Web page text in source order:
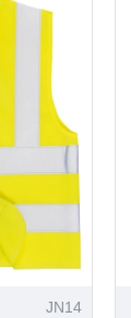
JN14